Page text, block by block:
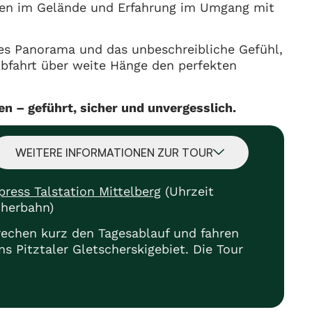
im Gelände und Erfahrung im Umgang mit
Panorama und das unbeschreibliche Gefühl,
über weite Hänge den perfekten
– geführt, sicher und unvergesslich.
WEITERE INFORMATIONEN ZUR TOUR
Talstation Mittelberg (Uhrzeit
kurz den Tagesablauf und fahren
Pitztaler Gletscherskigebiet. Die Tour